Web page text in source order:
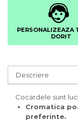
PERSONALIZEAZA
DORIT
Descriere
Cocardele sunt
Cromatica
preferinte.